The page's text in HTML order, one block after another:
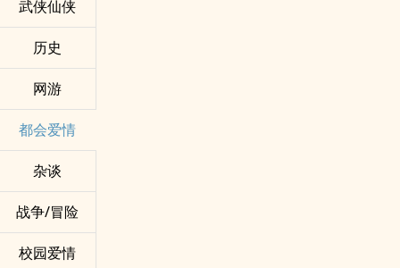
武侠仙侠
历史
网游
都会爱情
杂谈
战争/冒险
校园爱情